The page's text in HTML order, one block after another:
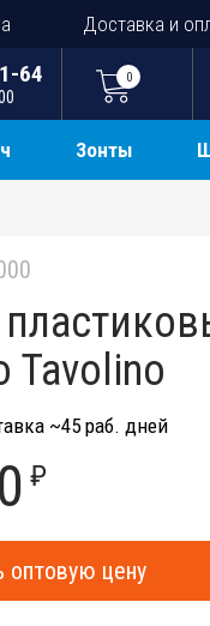
Доставка и
64 0
Зонты
Tavolino
~45 раб. дней
₽
оптовую цену